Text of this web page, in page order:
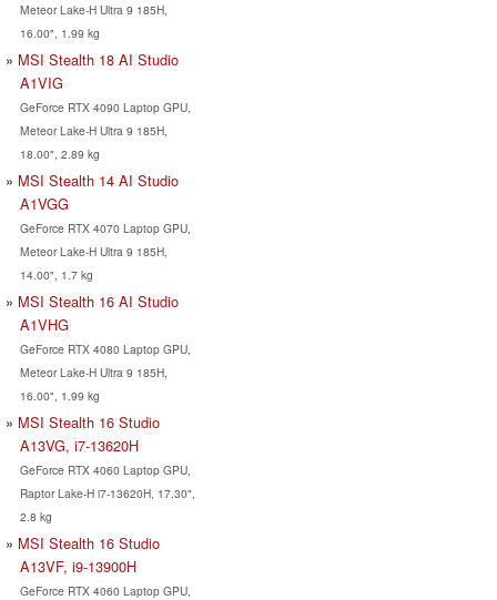
Meteor Lake-H Ultra 9 185H,
16.00", 1.99 kg
MSI Stealth 18 AI Studio
A1VIG
GeForce RTX 4090 Laptop GPU,
Meteor Lake-H Ultra 9 185H,
18.00", 2.89 kg
MSI Stealth 14 AI Studio
A1VGG
GeForce RTX 4070 Laptop GPU,
Meteor Lake-H Ultra 9 185H,
14.00", 1.7 kg
MSI Stealth 16 AI Studio
A1VHG
GeForce RTX 4080 Laptop GPU,
Meteor Lake-H Ultra 9 185H,
16.00", 1.99 kg
MSI Stealth 16 Studio
A13VG, i7-13620H
GeForce RTX 4060 Laptop GPU,
Raptor Lake-H i7-13620H, 17.30",
2.8 kg
MSI Stealth 16 Studio
A13VF, i9-13900H
GeForce RTX 4060 Laptop GPU,